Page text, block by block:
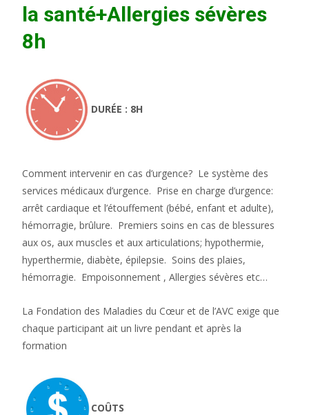
la santé+Allergies sévères
8h
DURÉE : 8H
Comment intervenir en cas d’urgence? Le système des
services médicaux d’urgence. Prise en charge d’urgence:
arrêt cardiaque et l’étouffement (bébé, enfant et adulte),
hémorragie, brûlure. Premiers soins en cas de blessures
aux os, aux muscles et aux articulations; hypothermie,
hyperthermie, diabète, épilepsie. Soins des plaies,
hémorragie. Empoisonnement , Allergies sévères etc…
La Fondation des Maladies du Cœur et de l’AVC exige que
chaque participant ait un livre pendant et après la
formation
COÛTS